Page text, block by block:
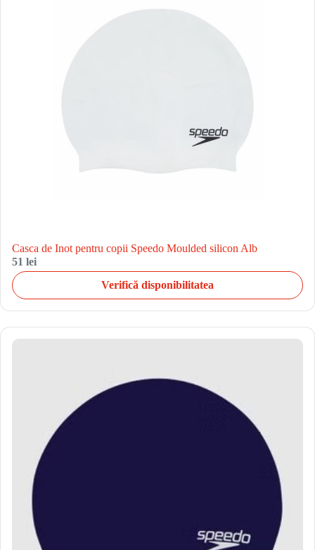
Casca de Inot pentru copii Speedo Moulded silicon Alb
51 lei
Verifică disponibilitatea